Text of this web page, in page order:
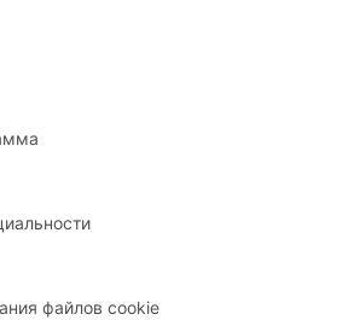
файлов cookie